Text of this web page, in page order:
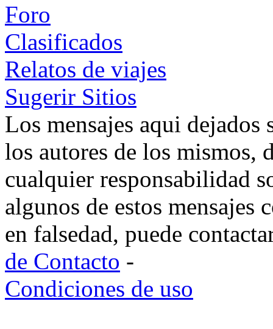
Foro
Clasificados
Relatos de viajes
Sugerir Sitios
Los mensajes aqui
los autores de los mismos,
cualquier responsabilidad
algunos de estos
en falsedad, puede
de Contacto -
Condiciones de uso